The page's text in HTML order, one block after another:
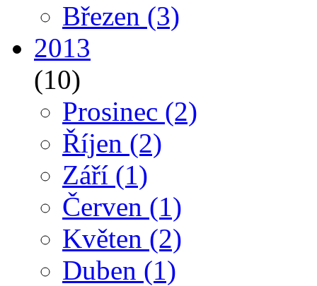
Březen (3)
2013
(10)
Prosinec (2)
Říjen (2)
Září (1)
Červen (1)
Květen (2)
Duben (1)